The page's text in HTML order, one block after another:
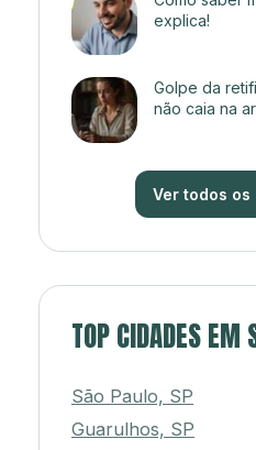
explica!
Golpe da
não caia na
Ver todos os
TOP CIDADES EM
São Paulo, SP
Guarulhos, SP